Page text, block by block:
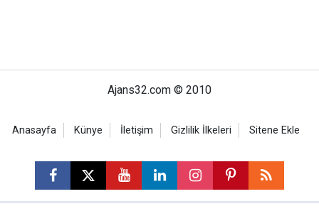
Ajans32.com © 2010
Anasayfa Künye İletişim Gizlilik İlkeleri Sitene Ekle